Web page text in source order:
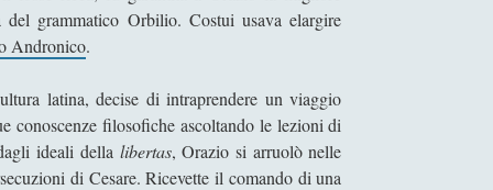
del grammatico Orbilio. Costui usava elargire
Andronico.
latina, decise di intraprendere un viaggio
conoscenze filosofiche ascoltando le lezioni di
ideali della libertas, Orazio si arruolò nelle
di Cesare. Ricevette il comando di una